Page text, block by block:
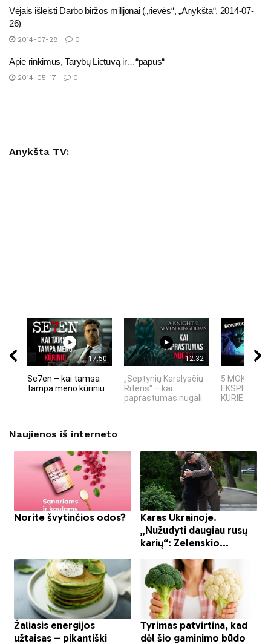
Vėjais išleisti Darbo biržos milijonai („rievės“, „Anykšta“, 2014-07-
26)
2014-07-28 0
Apie rinkimus, Tarybų Lietuvą ir…“papus“
2014-05-17 0
Anykšta TV:
17:50
Se7en – kai tamsa
tampa meno kūriniu
12:32
„Septynių Karalysčių
Riteris" – kai
paprastumas nugali
5 MOKSLINIAI
KURIE
Naujienos iš interneto